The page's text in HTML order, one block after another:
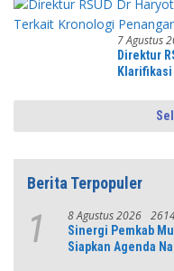
7 Agustus
Direktur
Berita Terpopuler
1 8 Agustus 2026
Sinergi Pemkab
Siapkan Agenda